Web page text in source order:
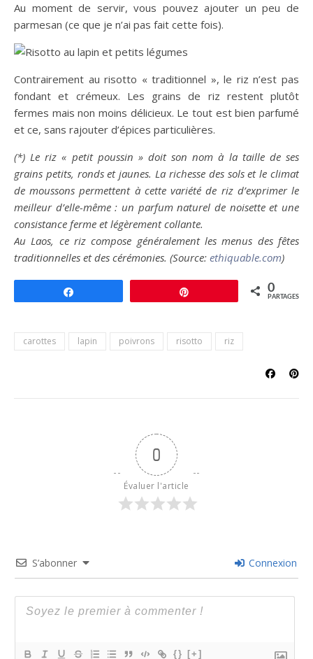
Au moment de servir, vous pouvez ajouter un peu de
parmesan (ce que je n’ai pas fait cette fois).
Contrairement au risotto « traditionnel », le riz n’est pas
fondant et crémeux. Les grains de riz restent plutôt
fermes mais non moins délicieux. Le tout est bien parfumé
et ce, sans rajouter d’épices particulières.
(*) Le riz « petit poussin » doit son nom à la taille de ses
grains petits, ronds et jaunes. La richesse des sols et le climat
de moussons permettent à cette variété de riz d’exprimer le
meilleur d’elle-même : un parfum naturel de noisette et une
consistance ferme et légèrement collante.
Au Laos, ce riz compose généralement les menus des fêtes
traditionnelles et des cérémonies. (Source: ethiquable.com)
0
PARTAGES
carottes lapin poivrons risotto riz
0
Évaluer l'article
S’abonner Connexion
{} [+]